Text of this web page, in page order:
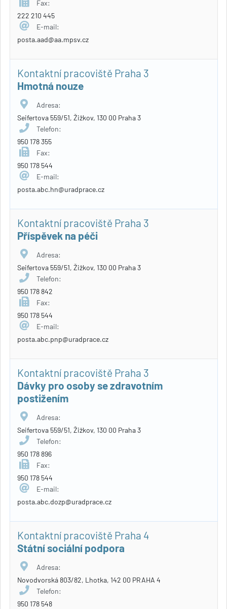
Fax:
222 210 445
E-mail:
posta.aad@aa.mpsv.cz
Kontaktní pracoviště Praha 3
Hmotná nouze
Adresa:
Seifertova 559/51, Žižkov, 130 00 Praha 3
Telefon:
950 178 355
Fax:
950 178 544
E-mail:
posta.abc.hn@uradprace.cz
Kontaktní pracoviště Praha 3
Příspěvek na péči
Adresa:
Seifertova 559/51, Žižkov, 130 00 Praha 3
Telefon:
950 178 842
Fax:
950 178 544
E-mail:
posta.abc.pnp@uradprace.cz
Kontaktní pracoviště Praha 3
Dávky pro osoby se zdravotním
postižením
Adresa:
Seifertova 559/51, Žižkov, 130 00 Praha 3
Telefon:
950 178 896
Fax:
950 178 544
E-mail:
posta.abc.dozp@uradprace.cz
Kontaktní pracoviště Praha 4
Státní sociální podpora
Adresa:
Novodvorská 803/82, Lhotka, 142 00 PRAHA 4
Telefon:
950 178 548